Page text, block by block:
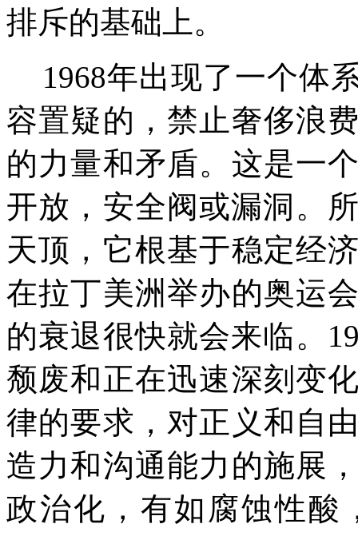
排斥的基础上。
1968年出现了一个体
容置疑的，禁止奢侈浪
的力量和矛盾。这是一
开放，安全阀或漏洞。
天顶，它根基于稳定经
在拉丁美洲举办的奥运
的衰退很快就会来临。
颓废和正在迅速深刻变
律的要求，对正义和自
造力和沟通能力的施展
政治化，有如腐蚀性酸